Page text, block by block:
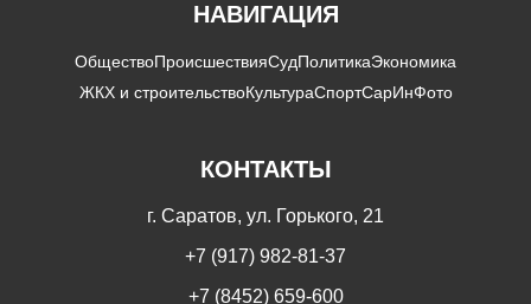
НАВИГАЦИЯ
ОбществоПроисшествияСудПолитикаЭкономика
ЖКХ и строительствоКультураСпортСарИнФото
КОНТАКТЫ
г. Саратов, ул. Горького, 21
+7 (917) 982-81-37
+7 (8452) 659-600